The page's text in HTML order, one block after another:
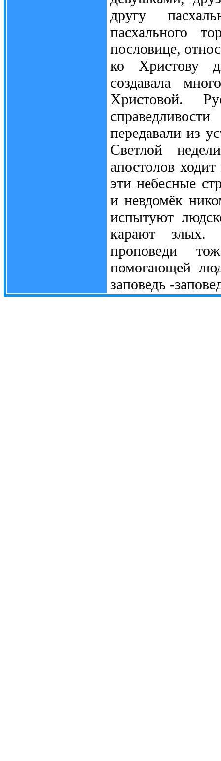
другу
пасхального
пословице,
ко Христову
создавала
Христовой.
передавали из
Светлой
апостолов
эти небесные
и невдомёк
испытуют
карают злых.
проповеди
помогающей
заповедь -